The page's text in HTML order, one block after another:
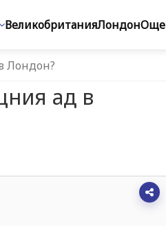
ВеликобританияЛондонОще
Лондон?
ад в